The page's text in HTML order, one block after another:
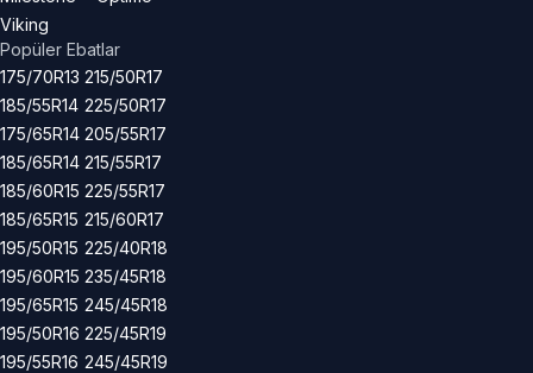
Viking
Popüler Ebatlar
175/70R13
185/55R14
175/65R14
185/65R14
185/60R15
185/65R15
195/50R15
195/60R15
195/65R15
195/50R16
195/55R16
215/50R17
225/50R17
205/55R17
215/55R17
225/55R17
215/60R17
225/40R18
235/45R18
245/45R18
225/45R19
245/45R19